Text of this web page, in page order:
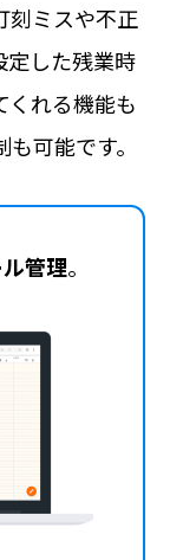
刻ミスや不正
定した残業時
くれる機能も
可能です。
管理。